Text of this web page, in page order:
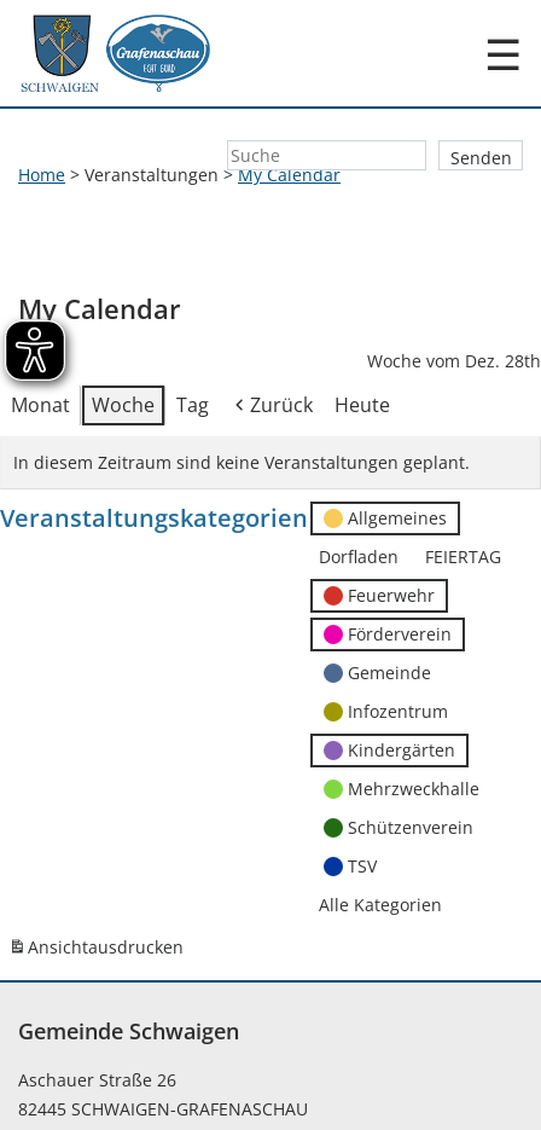
☰
Home > Veranstaltungen >My Calendar
My Calendar
Woche vom Dez. 28th
Monat Woche Tag Zurück Heute
In diesem Zeitraum sind keine Veranstaltungen geplant.
Veranstaltungskategorien
Allgemeines
Dorfladen
FEIERTAG
Feuerwehr
Förderverein
Gemeinde
Infozentrum
Kindergärten
Mehrzweckhalle
Schützenverein
TSV
Alle Kategorien
Ansichtausdrucken
Gemeinde Schwaigen
Aschauer Straße 26
82445 SCHWAIGEN-GRAFENASCHAU